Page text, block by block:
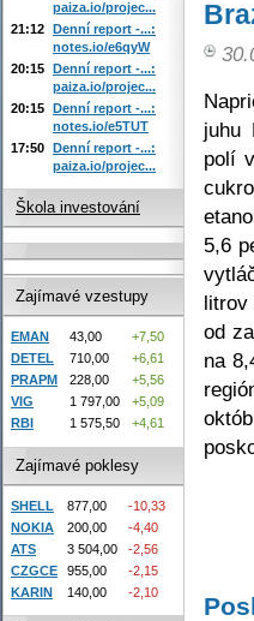
juhu
polí
5,6
litrov
od
na
paiza.io/projec...
21:12 Denní report -...:
notes.io/e6qyW
20:15 Denní report -...:
paiza.io/projec...
20:15 Denní report -...:
notes.io/e5TUT
17:50 Denní report -...:
paiza.io/projec...
Škola investování
Zajímavé vzestupy
EMAN 43,00
+7,50
DETEL
710,00
+6,61
PRAPM
228,00
+5,56
VIG
1 797,00
+5,09
RBI
1 575,50 +4,61
Zajímavé poklesy
SHELL 877,00
-10,33
NOKIA
200,00
-4,40
ATS
3 504,00
-2,56
CZGCE
955,00
-2,15
KARIN
140,00 -2,10